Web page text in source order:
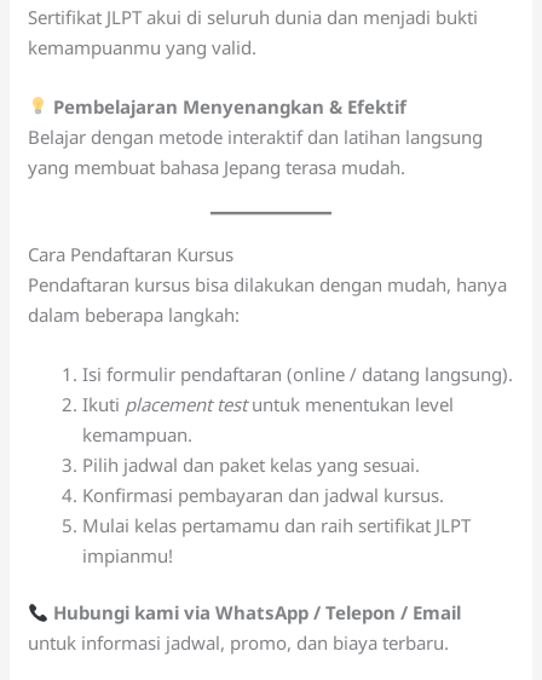
Sertifikat JLPT akui di seluruh dunia dan menjadi bukti
kemampuanmu yang valid.
Pembelajaran Menyenangkan & Efektif
Belajar dengan metode interaktif dan latihan langsung
yang membuat bahasa Jepang terasa mudah.
Cara Pendaftaran Kursus
Pendaftaran kursus bisa dilakukan dengan mudah, hanya
dalam beberapa langkah:
Isi formulir pendaftaran (online / datang langsung).
Ikuti placement testuntuk menentukan level
kemampuan.
Pilih jadwal dan paket kelas yang sesuai.
Konfirmasi pembayaran dan jadwal kursus.
Mulai kelas pertamamu dan raih sertifikat JLPT
impianmu!
Hubungi kami via WhatsApp / Telepon / Email
untuk informasi jadwal, promo, dan biaya terbaru.